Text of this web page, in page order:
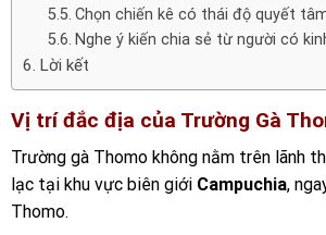
Chọn chiến kê có thái độ quyết
Nghe ý kiến chia sẻ từ người có
Lời kết
Vị trí đắc địa của Trường Gà
Trường gà Thomo không nằm trên lãnh
lạc tại khu vực biên giới Campuchia,
Thomo.